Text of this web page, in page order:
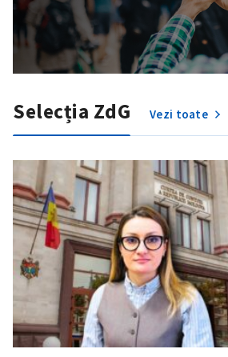
Selecția ZdG Vezi toate